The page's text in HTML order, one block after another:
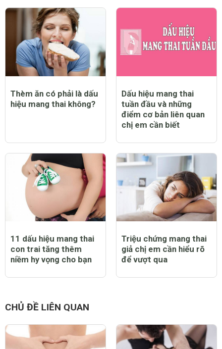
Thèm ăn có phải là dấu
hiệu mang thai không?
Dấu hiệu mang thai
tuần đầu và những
điểm cơ bản liên quan
chị em cần biết
11 dấu hiệu mang thai
con trai tăng thêm
niềm hy vọng cho bạn
Triệu chứng mang thai
giả chị em cần hiểu rõ
để vượt qua
CHỦ ĐỀ LIÊN QUAN